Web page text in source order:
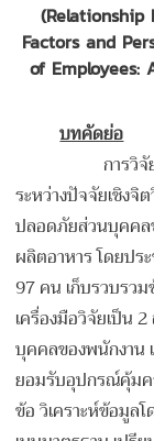
(Relationship
Factors and
of Employees:
บทคัดย่อ
การวิ
ระหว่างปัจจัยเชิง
ปลอดภัยส่วนบุคคล
ผลิตอาหาร โดยปร
97 คน เก็บรวบรว
เครื่องมือวิจัยเป็น
บุคคลของพนักงาน
ยอมรับอุปกรณ์คุ้ม
ข้อ วิเคราะห์ข้อมูล